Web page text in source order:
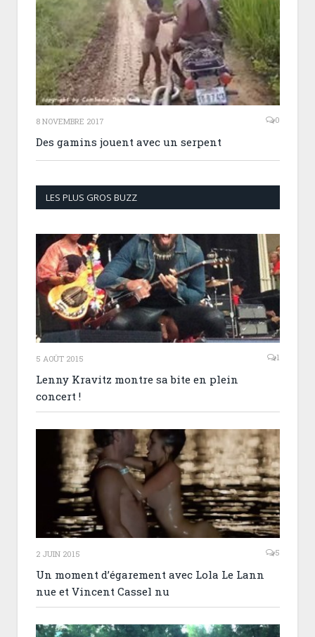
8 NOVEMBRE 2017 0
Des gamins jouent avec un serpent
LES PLUS GROS BUZZ
5 AOÛT 2015 1
Lenny Kravitz montre sa bite en plein
concert !
2 JUIN 2015 5
Un moment d’égarement avec Lola Le Lann
nue et Vincent Cassel nu